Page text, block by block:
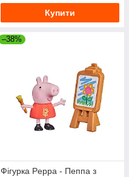
Купити
–38%
Фігурка Peppa - Пеппа з